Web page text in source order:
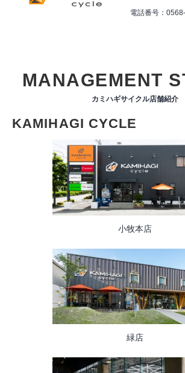
電話番号：
MANAGEMENT
カミハギサイクル店舗紹介
KAMIHAGI CYCLE
小牧本店
緑店